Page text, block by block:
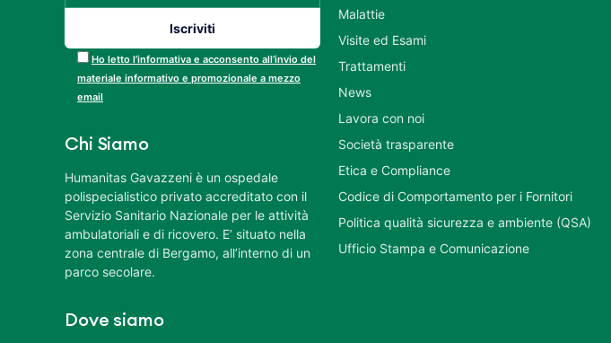
Ho letto l’informativa e acconsento all’invio del
materiale informativo e promozionale a mezzo
email
Chi Siamo
Humanitas Gavazzeni è un ospedale
polispecialistico privato accreditato con il
Servizio Sanitario Nazionale per le attività
ambulatoriali e di ricovero. E’ situato nella
zona centrale di Bergamo, all’interno di un
parco secolare.
Dove siamo
Malattie
Visite ed Esami
Trattamenti
News
Lavora con noi
Società trasparente
Etica e Compliance
Codice di Comportamento per i Fornitori
Politica qualità sicurezza e ambiente (QSA)
Ufficio Stampa e Comunicazione